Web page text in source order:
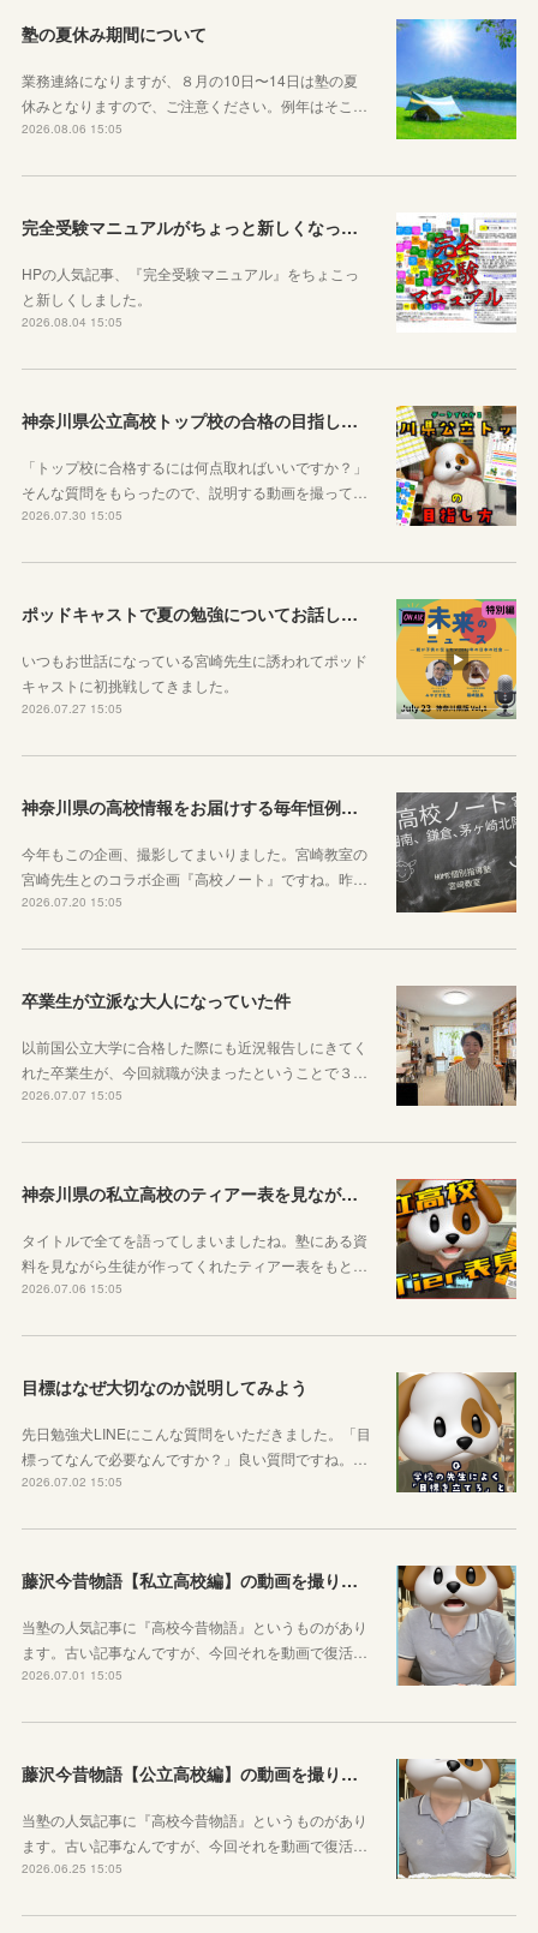
塾の夏休み期間について
業務連絡になりますが、８月の10日〜14日は塾の夏
休みとなりますので、ご注意ください。例年はそこ…
2026.08.06 15:05
完全受験マニュアルがちょっと新しくなったよ！
HPの人気記事、『完全受験マニュアル』をちょこっ
と新しくしました。
2026.08.04 15:05
神奈川県公立高校トップ校の合格の目指し方について動画をアップしました
「トップ校に合格するには何点取ればいいですか？」
そんな質問をもらったので、説明する動画を撮って…
2026.07.30 15:05
ポッドキャストで夏の勉強についてお話ししています！
いつもお世話になっている宮崎先生に誘われてポッド
キャストに初挑戦してきました。
2026.07.27 15:05
神奈川県の高校情報をお届けする毎年恒例のコラボ企画のお知らせ
今年もこの企画、撮影してまいりました。宮崎教室の
宮崎先生とのコラボ企画『高校ノート』ですね。昨…
2026.07.20 15:05
卒業生が立派な大人になっていた件
以前国公立大学に合格した際にも近況報告しにきてく
れた卒業生が、今回就職が決まったということで３…
2026.07.07 15:05
神奈川県の私立高校のティアー表を見ながら話す動画を作りました！
タイトルで全てを語ってしまいましたね。塾にある資
料を見ながら生徒が作ってくれたティアー表をもと…
2026.07.06 15:05
目標はなぜ大切なのか説明してみよう
先日勉強犬LINEにこんな質問をいただきました。「目
標ってなんで必要なんですか？」良い質問ですね。…
2026.07.02 15:05
藤沢今昔物語【私立高校編】の動画を撮りました！
当塾の人気記事に『高校今昔物語』というものがあり
ます。古い記事なんですが、今回それを動画で復活…
2026.07.01 15:05
藤沢今昔物語【公立高校編】の動画を撮りました！
当塾の人気記事に『高校今昔物語』というものがあり
ます。古い記事なんですが、今回それを動画で復活…
2026.06.25 15:05